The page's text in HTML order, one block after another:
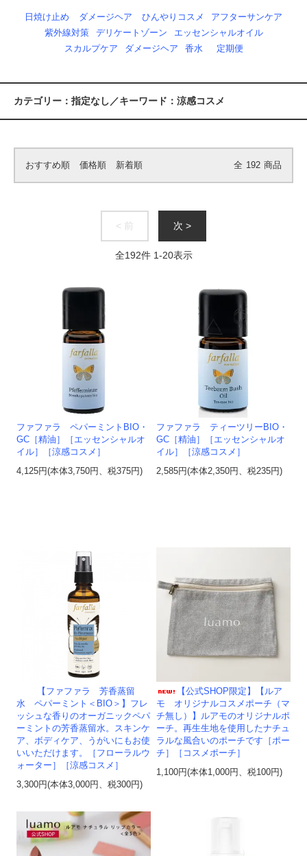
日焼け止め ダメージヘア ひんやりコスメ
アフターサンケア
紫外線対策
デリケートゾーン
エッセンシャルオイル
スカルプケア
ダメージヘア 香水 定期便
カテゴリー：指定なし／キーワード：涼感コスメ
おすすめ順 価格順 新着順 全 192 商品
< 前 次 >
全192件 1-20表示
ファファラ ペパーミントBIO・
GC［精油］［エッセンシャルオ
イル］［涼感コスメ］
4,125円(本体3,750円、税375円)
ファファラ ティーツリーBIO・
GC［精油］［エッセンシャルオ
イル］［涼感コスメ］
2,585円(本体2,350円、税235円)
【ファファラ 芳香蒸留
水 ペパーミント＜BIO＞】フレ
ッシュな香りのオーガニックペパ
ーミントの芳香蒸留水。スキンケ
ア、ボディケア、うがいにもお使
いいただけます。［フローラルウ
ォーター］［涼感コスメ］
3,300円(本体3,000円、税300円)
【公式SHOP限定】【ルア
モ オリジナルコスメポーチ（マ
チ無し）】ルアモのオリジナルポ
ーチ。再生生地を使用したナチュ
ラルな風合いのポーチです［ポー
チ］［コスメポーチ］
1,100円(本体1,000円、税100円)